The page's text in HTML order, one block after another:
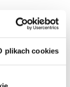
plikach cookies